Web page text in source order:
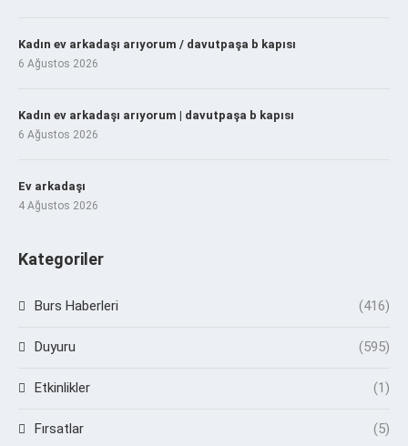
Kadın ev arkadaşı arıyorum / davutpaşa b kapısı
6 Ağustos 2026
Kadın ev arkadaşı arıyorum | davutpaşa b kapısı
6 Ağustos 2026
Ev arkadaşı
4 Ağustos 2026
Kategoriler
Burs Haberleri (416)
Duyuru (595)
Etkinlikler (1)
Fırsatlar (5)